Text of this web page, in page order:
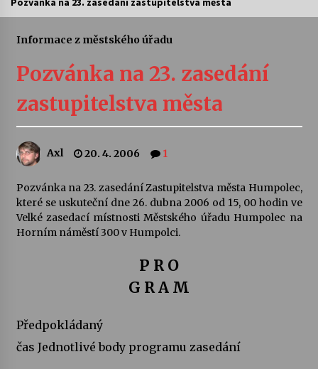
Sukuba Ensemble
kapkou
Veselí muzikanti
Pozvánka na integrační festival Quijotova
šedesátka: 28. 7.–1. 8. 2026
Letní koncerty ve Stromovce: Kolchoz a
Jenakaši
Votavžatský ploty
Informace z městského úřadu
Pozvánka na 23. zasedání
zastupitelstva města
Axl 20. 4. 2006 1
Pozvánka na 23. zasedání Zastupitelstva města Humpolec,
které se uskuteční dne 26. dubna 2006 od 15, 00 hodin ve
Velké zasedací místnosti Městského úřadu Humpolec na
Horním náměstí 300 v Humpolci.
P R O
G R A M
Předpokládaný
čas Jednotlivé body programu zasedání